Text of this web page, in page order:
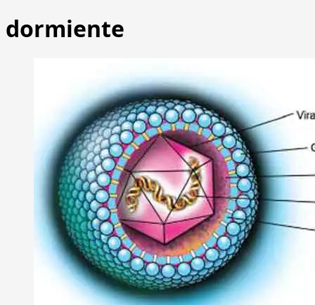
dormiente